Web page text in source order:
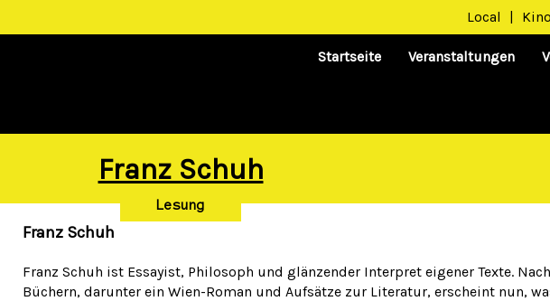
Local |
Startseite Veranstaltungen
Franz Schuh
Lesung
Franz Schuh
Franz Schuh ist Essayist, Philosoph und glänzender Interpret eigener Texte.
Büchern, darunter ein Wien-Roman und Aufsätze zur Literatur, erscheint nun,